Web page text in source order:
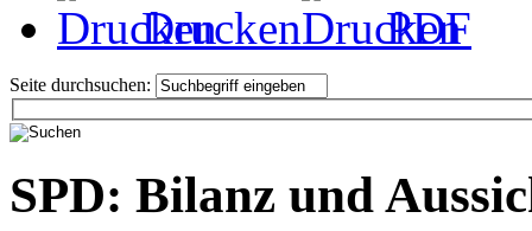
Drucken PDF
Seite durchsuchen:
SPD: Bilanz und